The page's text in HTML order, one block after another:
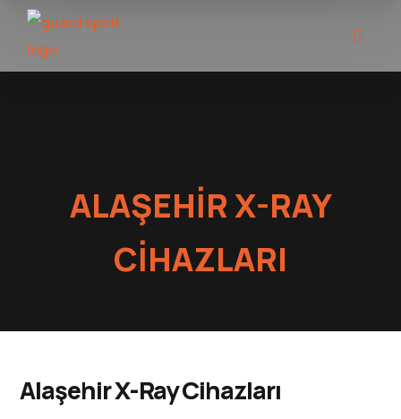
ALAŞEHIR X-RAY
CIHAZLARI
Alaşehir X-Ray Cihazları